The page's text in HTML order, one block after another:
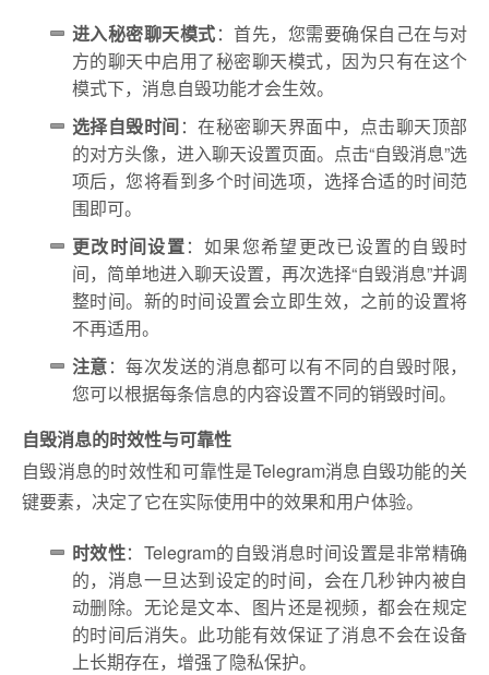
进入秘密聊天模式：首先，您需要确保自己在与对
方的聊天中启用了秘密聊天模式，因为只有在这个
模式下，消息自毁功能才会生效。
选择自毁时间：在秘密聊天界面中，点击聊天顶部
的对方头像，进入聊天设置页面。点击“自毁消息”选
项后，您将看到多个时间选项，选择合适的时间范
围即可。
更改时间设置：如果您希望更改已设置的自毁时
间，简单地进入聊天设置，再次选择“自毁消息”并调
整时间。新的时间设置会立即生效，之前的设置将
不再适用。
注意：每次发送的消息都可以有不同的自毁时限，
您可以根据每条信息的内容设置不同的销毁时间。
自毁消息的时效性与可靠性
自毁消息的时效性和可靠性是Telegram消息自毁功能的关
键要素，决定了它在实际使用中的效果和用户体验。
时效性：Telegram的自毁消息时间设置是非常精确
的，消息一旦达到设定的时间，会在几秒钟内被自
动删除。无论是文本、图片还是视频，都会在规定
的时间后消失。此功能有效保证了消息不会在设备
上长期存在，增强了隐私保护。